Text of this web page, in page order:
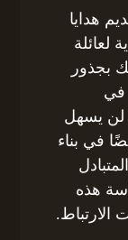
هدايا
لعائلة
بجذور
في
لن يسهل
في بناء
هذه
الارتباط.